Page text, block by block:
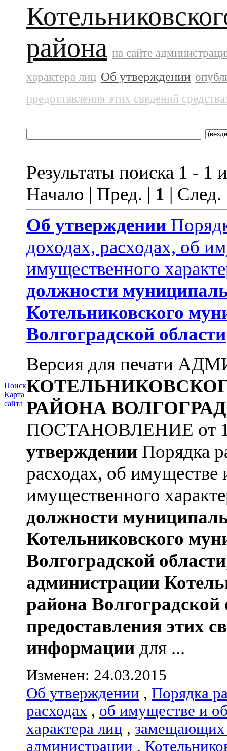
Поиск
Карта
сайта
района на сайте
характера лиц Об утверждении
предоставления этих сведений
Результаты поиска 1 - 1
Начало | Пред. | 1 |
Об утверждении
доходах, расходах, об
имущественного
должности
Котельниковского
Волгоградской области
Версия для печати
РАЙОНА
ПОСТАНОВЛЕНИЕ от
утверждении Порядка
расходах, об имуществе
имущественного
должности
Котельниковского
Волгоградской области
администрации
района Волгоградской
предоставления этих
информации для ...
Изменен: 24.03.2015
Об утверждении , Порядка
расходах , об имуществе и
характера лиц , замещающих
администрации ,